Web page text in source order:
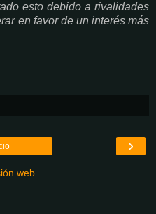
esto debido a rivalidades
en favor de un interés más
›
web